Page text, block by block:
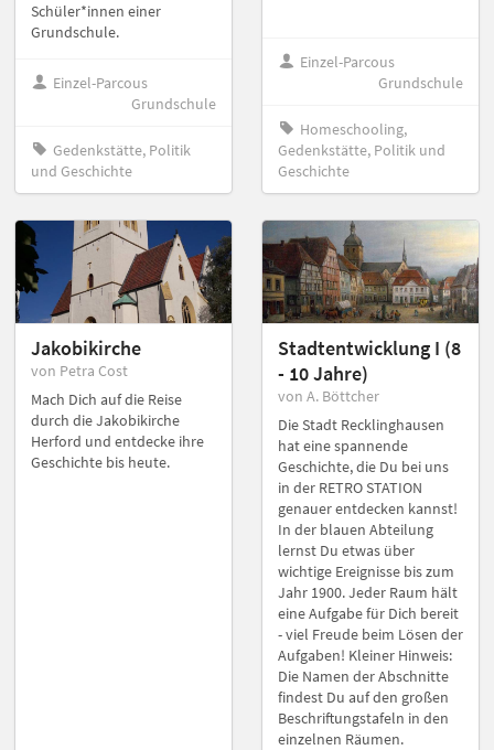
Schüler*innen einer
Grundschule.
Einzel-Parcous
Grundschule
Gedenkstätte, Politik
und Geschichte
Einzel-Parcous
Grundschule
Homeschooling,
Gedenkstätte, Politik und
Geschichte
Jakobikirche
von Petra Cost
Mach Dich auf die Reise
durch die Jakobikirche
Herford und entdecke ihre
Geschichte bis heute.
Stadtentwicklung I (8
- 10 Jahre)
von A. Böttcher
Die Stadt Recklinghausen
hat eine spannende
Geschichte, die Du bei uns
in der RETRO STATION
genauer entdecken kannst!
In der blauen Abteilung
lernst Du etwas über
wichtige Ereignisse bis zum
Jahr 1900. Jeder Raum hält
eine Aufgabe für Dich bereit
- viel Freude beim Lösen der
Aufgaben! Kleiner Hinweis:
Die Namen der Abschnitte
findest Du auf den großen
Beschriftungstafeln in den
einzelnen Räumen.